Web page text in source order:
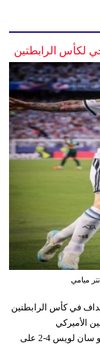
لكأس الرابطتين
ميامي
هداف في كأس الرابطتين
الأميركي
والمكسيكي، بعدما قاد إنتر ميامي إلى الفوز على أتلتيكو سان لويس 4-2 على